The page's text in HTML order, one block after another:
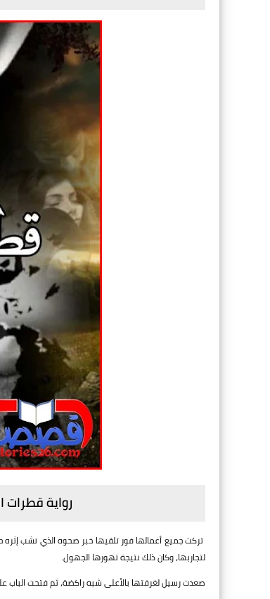
رواية
تركت جميع أعمالها فور تلقيها خبر صحوه الذي نشب
لتجاربها، وكان ذلك نتيجة تهورها الجهول.
صعدت رسيل لغرفتها بالأعلى شبه راكضة، ثم فتحت